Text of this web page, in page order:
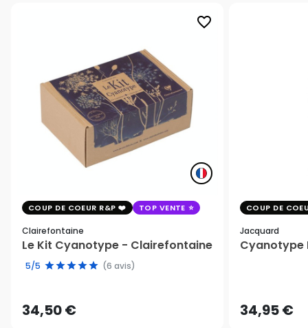
favorite_border
COUP DE COEUR R&P TOP VENTE
Clairefontaine
Le Kit Cyanotype - Clairefontaine
5/5 (6 avis)
34,50 €
COUP DE
Jacquard
Cyanotype
34,95 €